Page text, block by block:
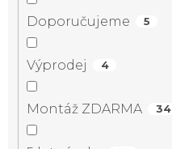
Doporučujeme 5
Výprodej 4
Montáž ZDARMA 34